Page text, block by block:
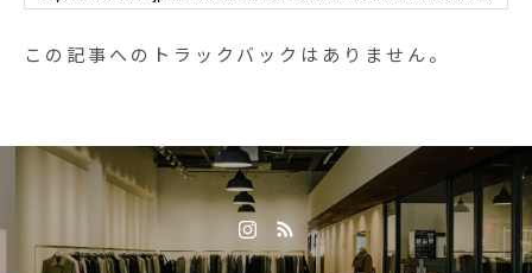
この記事へのトラックバックはありません。